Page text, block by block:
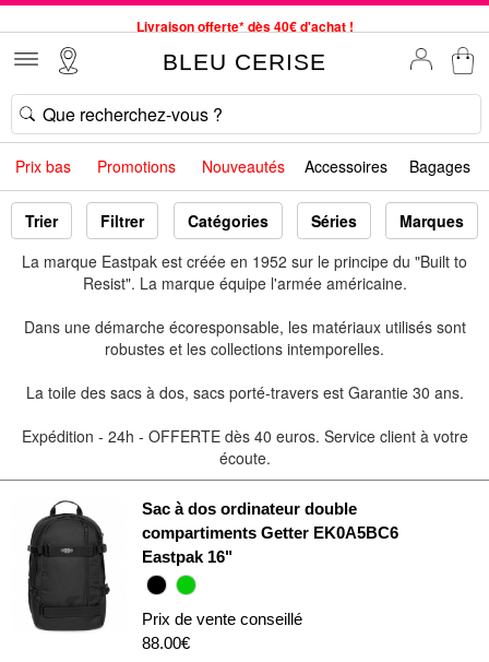
Livraison offerte* dès 40€ d'achat !
Service client à votre écoute au 04 66 35 94 97
33 magasins en France. Un à proximité de chez vous ?
Bon shopping chez BLEU CERISE !
Jusqu'à -75% sur le site du 29/07 au 27/08
Samsonite, Delsey, American Tourister, Little Marcel à Prix Bas
BLEU CERISE
Prix bas Promotions Nouveautés Accessoires Bagages
Trier Filtrer Catégories Séries
Marques
La marque Eastpak est créée en 1952 sur le principe du "Built to
Resist". La marque équipe l'armée américaine.
Dans une démarche écoresponsable, les matériaux utilisés sont
robustes et les collections intemporelles.
La toile des sacs à dos, sacs porté-travers est Garantie 30 ans.
Expédition - 24h - OFFERTE dès 40 euros. Service client à votre
écoute.
Sac à dos ordinateur double
compartiments Getter EK0A5BC6
Eastpak 16"
Prix de vente conseillé
88.00€